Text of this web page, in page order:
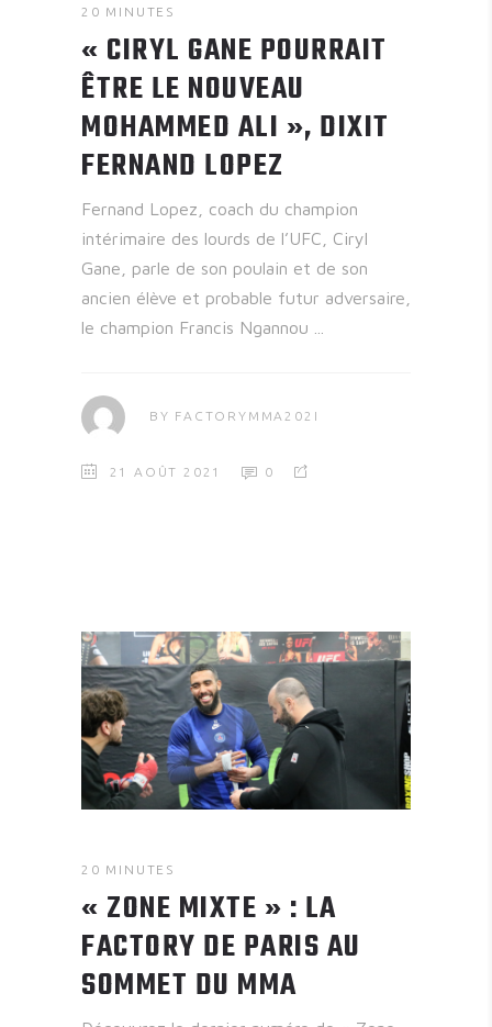
20 MINUTES
« CIRYL GANE POURRAIT
ÊTRE LE NOUVEAU
MOHAMMED ALI », DIXIT
FERNAND LOPEZ
Fernand Lopez, coach du champion
intérimaire des lourds de l’UFC, Ciryl
Gane, parle de son poulain et de son
ancien élève et probable futur adversaire,
le champion Francis Ngannou
BY FACTORYMMA202I
21 AOÛT 2021 0
20 MINUTES
« ZONE MIXTE » : LA
FACTORY DE PARIS AU
SOMMET DU MMA